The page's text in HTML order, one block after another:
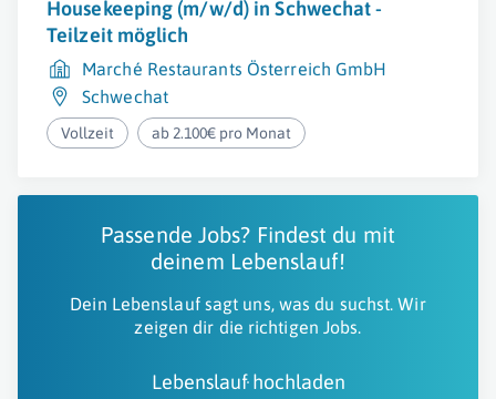
Housekeeping (m/w/d) in Schwechat -
Teilzeit möglich
Marché Restaurants Österreich GmbH
Schwechat
Vollzeit ab 2.100€ pro Monat
Passende Jobs? Findest du mit
deinem Lebenslauf!
Dein Lebenslauf sagt uns, was du suchst. Wir
zeigen dir die richtigen Jobs.
Lebenslauf hochladen